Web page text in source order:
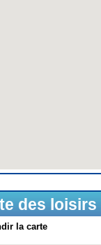
des loisirs
la carte